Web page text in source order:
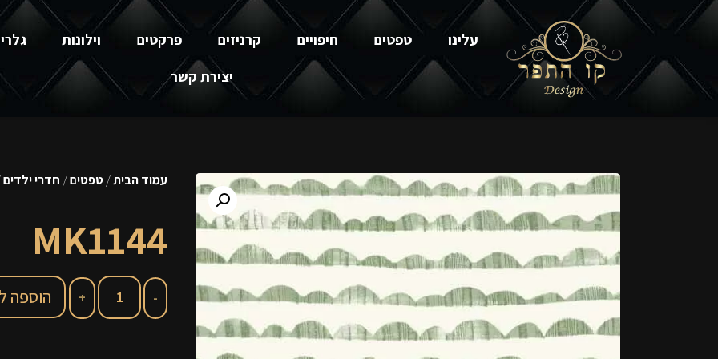
עלינו טפטים חיפויים קרניזים פרקטים וילונות
יצירת קשר
עמוד הבית/טפטים/ חדרי ילדים
MK1144
הוספה